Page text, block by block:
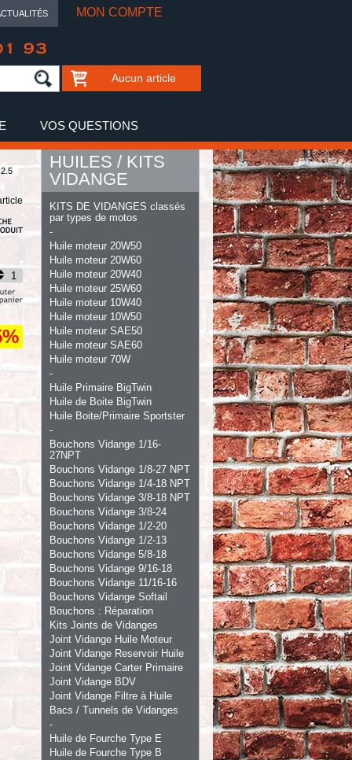
MON COMPTE
93
Aucun article
VOS QUESTIONS
HUILES / KITS
VIDANGE
KITS DE VIDANGES classés
par types de motos
-
Huile moteur 20W50
Huile moteur 20W60
Huile moteur 20W40
Huile moteur 25W60
Huile moteur 10W40
Huile moteur 10W50
Huile moteur SAE50
Huile moteur SAE60
Huile moteur 70W
-
Huile Primaire BigTwin
Huile de Boite BigTwin
Huile Boite/Primaire Sportster
-
Bouchons Vidange 1/16-
27NPT
Bouchons Vidange 1/8-27 NPT
Bouchons Vidange 1/4-18 NPT
Bouchons Vidange 3/8-18 NPT
Bouchons Vidange 3/8-24
Bouchons Vidange 1/2-20
Bouchons Vidange 1/2-13
Bouchons Vidange 5/8-18
Bouchons Vidange 9/16-18
Bouchons Vidange 11/16-16
Bouchons Vidange Softail
Bouchons : Réparation
Kits Joints de Vidanges
Joint Vidange Huile Moteur
Joint Vidange Reservoir Huile
Joint Vidange Carter Primaire
Joint Vidange BDV
Joint Vidange Filtre à Huile
Bacs / Tunnels de Vidanges
-
Huile de Fourche Type E
Huile de Fourche Type B